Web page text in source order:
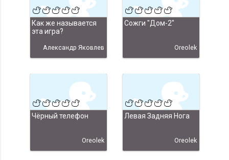
Как же называется
эта игра?
Александр Яковлев
Сожги "Дом-2"
Oreolek
Чёрный телефон
Oreolek
Левая Задняя Нога
Oreolek